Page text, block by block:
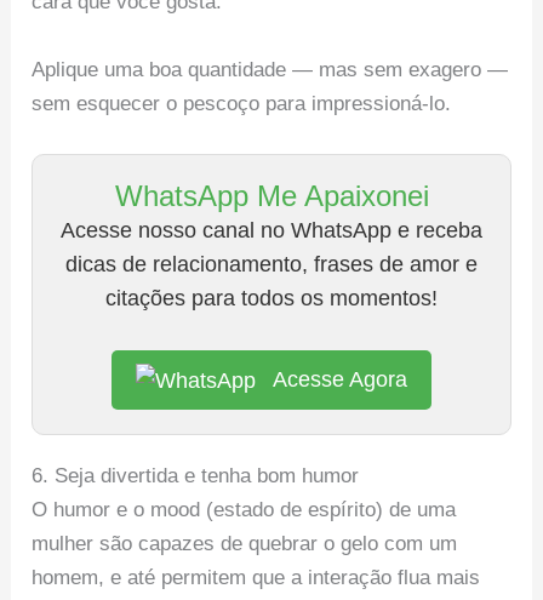
Aplique uma boa quantidade — mas sem exagero —
sem esquecer o pescoço para impressioná-lo.
WhatsApp Me Apaixonei
Acesse nosso canal no WhatsApp e receba
dicas de relacionamento, frases de amor e
citações para todos os momentos!
Acesse Agora
6. Seja divertida e tenha bom humor
O humor e o mood (estado de espírito) de uma
mulher são capazes de quebrar o gelo com um
homem, e até permitem que a interação flua mais